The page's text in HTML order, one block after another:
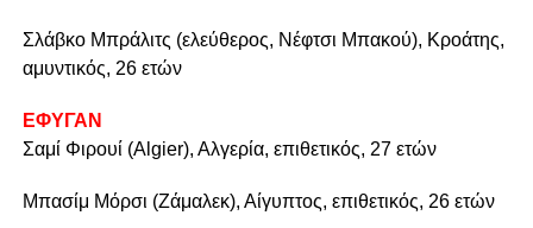
Σλάβκο Μπράλιτς (ελεύθερος, Νέφτσι Μπακού), Κροάτης,
αμυντικός, 26 ετών
ΕΦΥΓΑΝ
Σαμί Φιρουί (Algier), Αλγερία, επιθετικός, 27 ετών
Μπασίμ Μόρσι (Ζάμαλεκ), Αίγυπτος, επιθετικός, 26 ετών